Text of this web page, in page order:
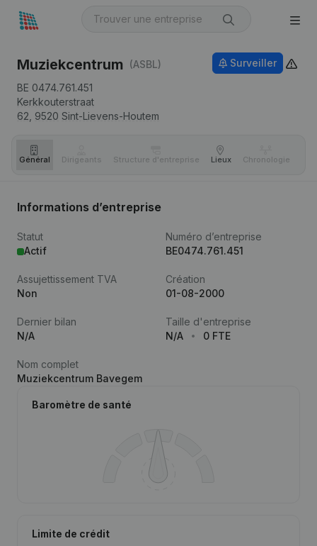
Muziekcentrum (ASBL)
BE 0474.761.451
Kerkkouterstraat
62, 9520 Sint-Lievens-Houtem
Surveiller
Général Dirigeants Structure d'entreprise Lieux Chronologie
Informations d’entreprise
Statut
Actif
Numéro d’entreprise
BE0474.761.451
Assujettissement TVA
Non
Création
01-08-2000
Dernier bilan
N/A
Taille d'entreprise
N/A
0 FTE
Nom complet
Muziekcentrum Bavegem
Baromètre de santé
Limite de crédit